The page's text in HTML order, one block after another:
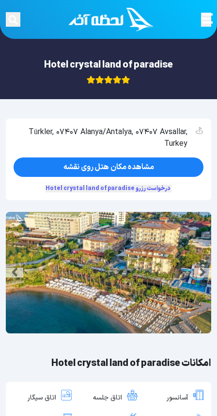
Hotel crystal land of paradise
امکانات Hotel crystal land of paradise
آسانسور اتاق جلسه اتاق سیگار
Türkler, 07407 Alanya/Antalya, 07407 Avsallar,
Turkey
مشاهده مکان هتل روی نقشه
درخواست رزرو Hotel crystal land of paradise